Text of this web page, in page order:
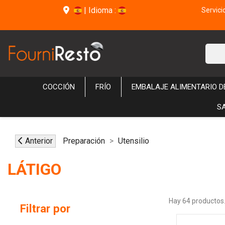
| Idioma :
COCCIÓN FRÍO EMBALAJE ALIMENTARIO
Anterior Preparación Utensilio
LÁTIGO
Filtrar por
Hay 64 productos.